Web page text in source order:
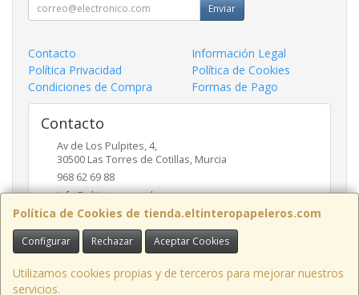
Política de Cookies de tienda.eltinteropapeleros.com
Configurar Rechazar Aceptar Cookies
Utilizamos cookies propias y de terceros para mejorar nuestros
servicios.
Enviar
Contacto
Información Legal
Política Privacidad
Política de Cookies
Condiciones de Compra
Formas de Pago
Contacto
Av de Los Pulpites, 4,
30500 Las Torres de Cotillas, Murcia
968 62 69 88
info@eltinteropapeleros.com
Horario
8:00 a 14:00 - 17:00 a 20:30